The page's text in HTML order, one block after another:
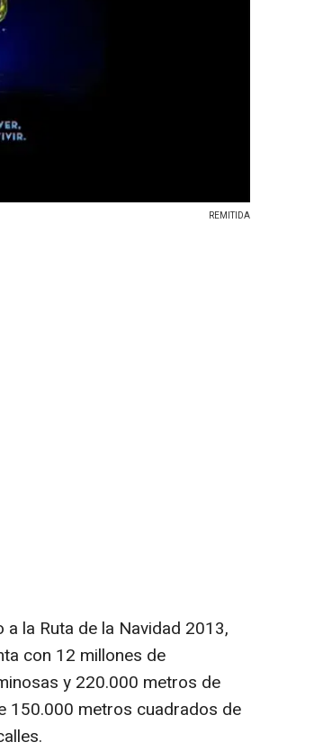
REMITIDA
la Ruta de la Navidad 2013,
con 12 millones de
y 220.000 metros de
150.000 metros cuadrados de